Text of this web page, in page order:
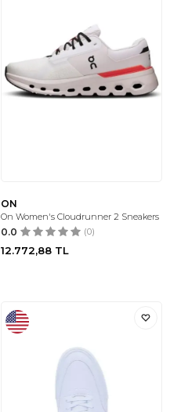
ON
On Women's Cloudrunner 2 Sneakers
0.0 (0)
12.772,88 TL